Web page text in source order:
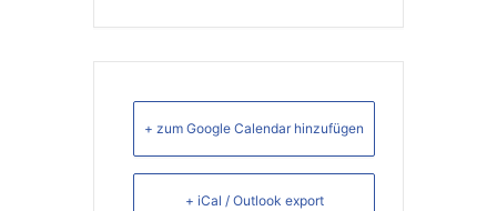
+ zum Google Calendar hinzufügen
+ iCal / Outlook export